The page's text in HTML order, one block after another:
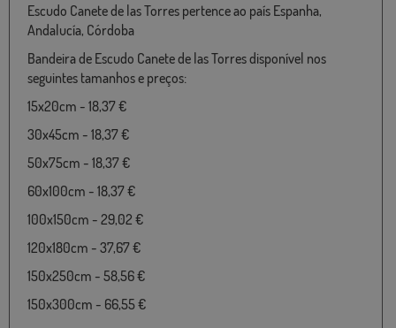
Escudo Canete de las Torres pertence ao país Espanha,
Andalucía, Córdoba
Bandeira de Escudo Canete de las Torres disponível nos
seguintes tamanhos e preços:
15x20cm - 18,37 €
30x45cm - 18,37 €
50x75cm - 18,37 €
60x100cm - 18,37 €
100x150cm - 29,02 €
120x180cm - 37,67 €
150x250cm - 58,56 €
150x300cm - 66,55 €